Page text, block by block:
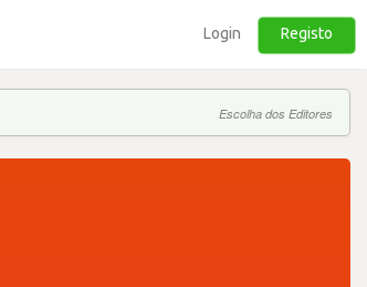
Login Registo
Escolha dos Editores